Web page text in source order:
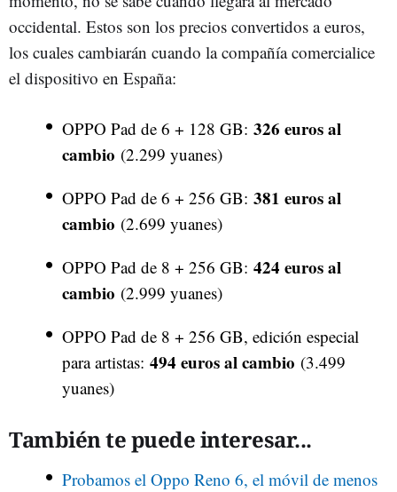
occidental. Estos son los precios convertidos a euros,
los cuales cambiarán cuando la compañía comercialice
el dispositivo en España:
OPPO Pad de 6 + 128 GB: 326 euros al
cambio (2.299 yuanes)
OPPO Pad de 6 + 256 GB: 381 euros al
cambio (2.699 yuanes)
OPPO Pad de 8 + 256 GB: 424 euros al
cambio (2.999 yuanes)
OPPO Pad de 8 + 256 GB, edición especial
para artistas: 494 euros al cambio (3.499
yuanes)
También te puede interesar...
Probamos el Oppo Reno 6, el móvil de menos